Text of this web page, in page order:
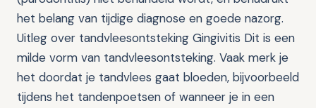
het belang van tijdige diagnose en goede nazorg.
Uitleg over tandvleesontsteking Gingivitis Dit is een
milde vorm van tandvleesontsteking. Vaak merk je
het doordat je tandvlees gaat bloeden, bijvoorbeeld
tijdens het tandenpoetsen of wanneer je in een